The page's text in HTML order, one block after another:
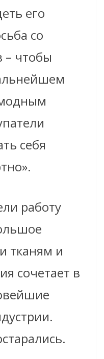
его
со
– чтобы
себя
работу
тканям и
сочетает в